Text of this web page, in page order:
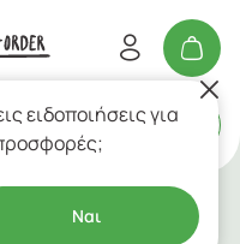
Takeaway
ειδοποιήσεις για
Ναι